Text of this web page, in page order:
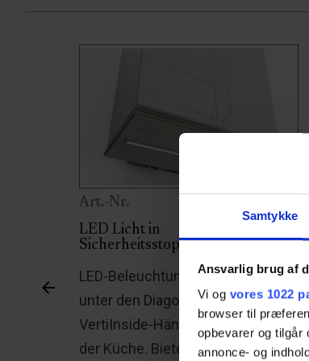
Samtykke
Ansvarlig brug af
Vi og vores 1022
browser til
opbevarer og tilgår
annonce- og
Art.-Nr.
LED Licht in
Sicherheitsstopplatte
LED-Beleuchtung zur Montage
unter den Diagonal- und
VertiInside-Hängeschränken in
der Küche. Bietet hervorragendes